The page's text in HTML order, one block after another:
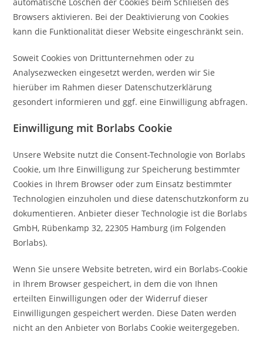
Browsers aktivieren. Bei der Deaktivierung von Cookies
kann die Funktionalität dieser Website eingeschränkt sein.
Soweit Cookies von Drittunternehmen oder zu
Analysezwecken eingesetzt werden, werden wir Sie
hierüber im Rahmen dieser Datenschutzerklärung
gesondert informieren und ggf. eine Einwilligung abfragen.
Einwilligung mit Borlabs Cookie
Unsere Website nutzt die Consent-Technologie von Borlabs
Cookie, um Ihre Einwilligung zur Speicherung bestimmter
Cookies in Ihrem Browser oder zum Einsatz bestimmter
Technologien einzuholen und diese datenschutzkonform zu
dokumentieren. Anbieter dieser Technologie ist die Borlabs
GmbH, Rübenkamp 32, 22305 Hamburg (im Folgenden
Borlabs).
Wenn Sie unsere Website betreten, wird ein Borlabs-Cookie
in Ihrem Browser gespeichert, in dem die von Ihnen
erteilten Einwilligungen oder der Widerruf dieser
Einwilligungen gespeichert werden. Diese Daten werden
nicht an den Anbieter von Borlabs Cookie weitergegeben.